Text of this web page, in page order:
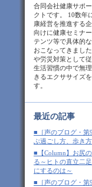
合同会社健康サポ
クトです。 10数年
康経営を推進する
向けに健康セミナ
テンツ等で具体的
おこなってきまし
や労災対策として
生活習慣の中で無
きるエクササイズ
す。
最近の記事
■［声のブログ・第
ぶ過ごし方、歩き方
■【Column】お尻
る～ヒトの直立二
にするのは～
■［声のブログ・第